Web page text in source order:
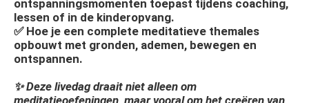
ontspanningsmomenten toepast tijdens coaching,
lessen of in de kinderopvang.
✅ Hoe je een complete meditatieve themales
opbouwt met gronden, ademen, bewegen en
ontspannen.
✨ Deze livedag draait niet alleen om